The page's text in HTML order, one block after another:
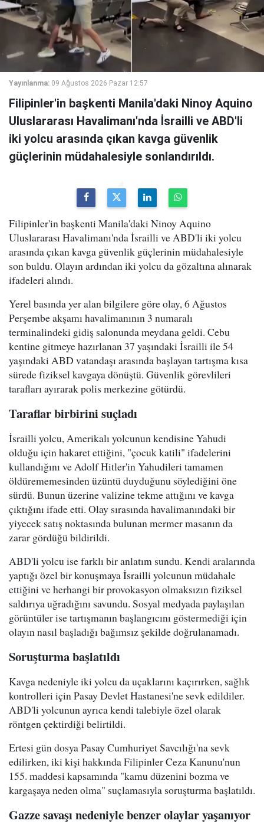
Yayınlanma: 09 Ağustos 2026 Pazar 12:57
Filipinler'in başkenti Manila'daki Ninoy Aquino
Uluslararası Havalimanı'nda İsrailli ve ABD'li
iki yolcu arasında çıkan kavga güvenlik
güçlerinin müdahalesiyle sonlandırıldı.
Filipinler'in başkenti Manila'daki Ninoy Aquino
Uluslararası Havalimanı'nda İsrailli ve ABD'li iki yolcu
arasında çıkan kavga güvenlik güçlerinin müdahalesiyle
son buldu. Olayın ardından iki yolcu da gözaltına alınarak
ifadeleri alındı.
Yerel basında yer alan bilgilere göre olay, 6 Ağustos
Perşembe akşamı havalimanının 3 numaralı
terminalindeki gidiş salonunda meydana geldi. Cebu
kentine gitmeye hazırlanan 37 yaşındaki İsrailli ile 54
yaşındaki ABD vatandaşı arasında başlayan tartışma kısa
sürede fiziksel kavgaya dönüştü. Güvenlik görevlileri
tarafları ayırarak polis merkezine götürdü.
Taraflar birbirini suçladı
İsrailli yolcu, Amerikalı yolcunun kendisine Yahudi
olduğu için hakaret ettiğini, "çocuk katili" ifadelerini
kullandığını ve Adolf Hitler'in Yahudileri tamamen
öldürememesinden üzüntü duyduğunu söylediğini öne
sürdü. Bunun üzerine valizine tekme attığını ve kavga
çıktığını ifade etti. Olay sırasında havalimanındaki bir
yiyecek satış noktasında bulunan mermer masanın da
zarar gördüğü bildirildi.
ABD'li yolcu ise farklı bir anlatım sundu. Kendi aralarında
yaptığı özel bir konuşmaya İsrailli yolcunun müdahale
ettiğini ve herhangi bir provokasyon olmaksızın fiziksel
saldırıya uğradığını savundu. Sosyal medyada paylaşılan
görüntüler ise tartışmanın başlangıcını göstermediği için
olayın nasıl başladığı bağımsız şekilde doğrulanamadı.
Soruşturma başlatıldı
Kavga nedeniyle iki yolcu da uçaklarını kaçırırken, sağlık
kontrolleri için Pasay Devlet Hastanesi'ne sevk edildiler.
ABD'li yolcunun ayrıca kendi talebiyle özel olarak
röntgen çektirdiği belirtildi.
Ertesi gün dosya Pasay Cumhuriyet Savcılığı'na sevk
edilirken, iki kişi hakkında Filipinler Ceza Kanunu'nun
155. maddesi kapsamında "kamu düzenini bozma ve
kargaşaya neden olma" suçlamasıyla soruşturma başlatıldı.
Gazze savaşı nedeniyle benzer olaylar yaşanıyor